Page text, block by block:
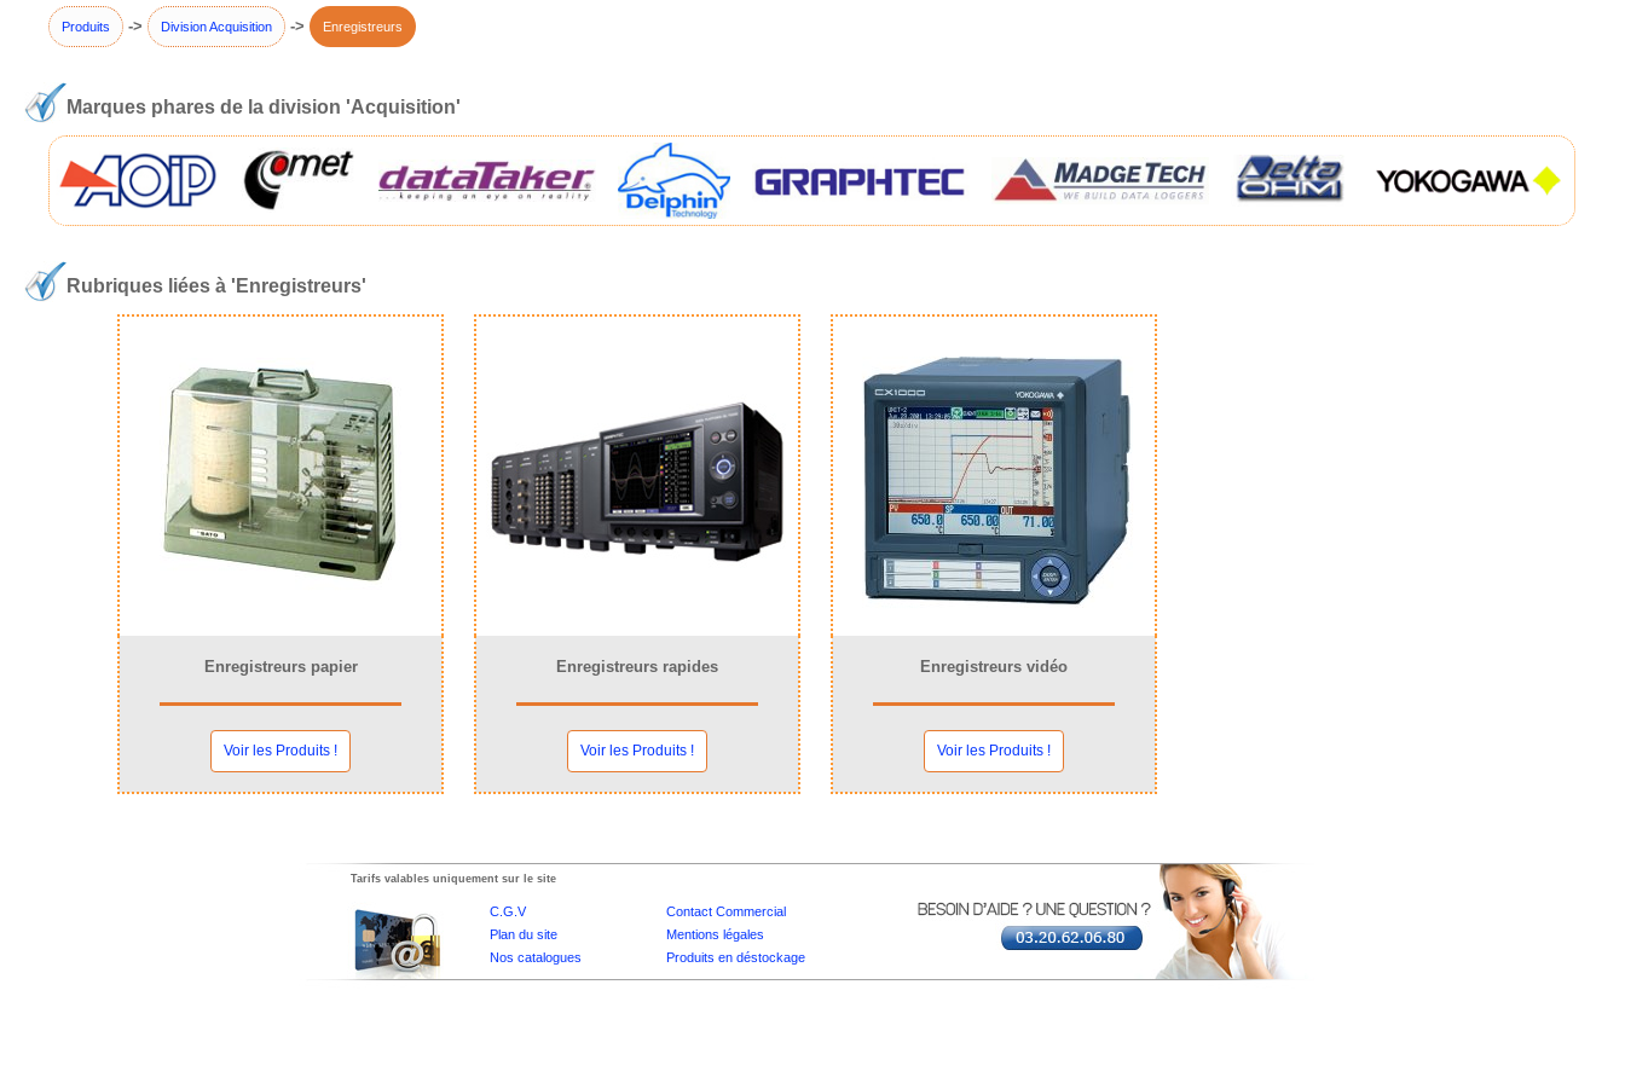
Produits -> Division Acquisition -> Enregistreurs
Marques phares de la division 'Acquisition'
Rubriques liées à 'Enregistreurs'
Enregistreurs papier
Voir les Produits !
Enregistreurs rapides
Voir les Produits !
Enregistreurs vidéo
Voir les Produits !
Tarifs valables uniquement sur le site
C.G.V
Contact Commercial
Plan du site
Mentions légales
Nos catalogues
Produits en déstockage